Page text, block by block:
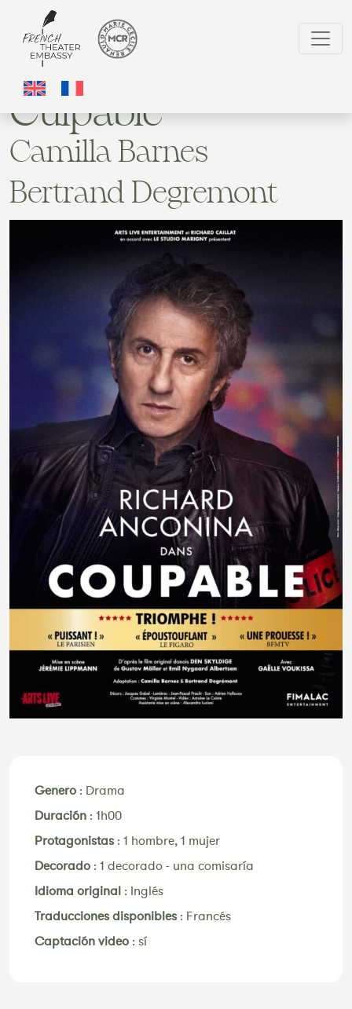
Culpable
Camilla Barnes
Bertrand Degremont
Genero : Drama
Duración : 1h00
Protagonistas : 1 hombre, 1 mujer
Decorado : 1 decorado - una comisaría
Idioma original : Inglés
Traducciones disponibles : Francés
Captación video : sí